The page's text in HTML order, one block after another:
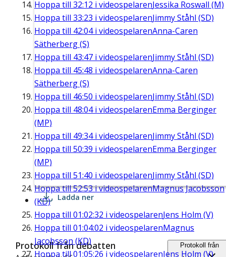
Hoppa till 32:12 i videospelarenJessika Roswall (M)
Hoppa till 33:23 i videospelarenJimmy Ståhl (SD)
Hoppa till 42:04i videospelarenAnna-Caren
Sätherberg (S)
Hoppa till 43:47 i videospelarenJimmy Ståhl (SD)
Hoppa till 45:48 i videospelarenAnna-Caren
Sätherberg (S)
Hoppa till 46:50 i videospelarenJimmy Ståhl (SD)
Hoppa till 48:04i videospelarenEmma Berginger
(MP)
Hoppa till 49:34i videospelarenJimmy Ståhl (SD)
Hoppa till 50:39 i videospelarenEmma Berginger
(MP)
Hoppa till 51:40 i videospelarenJimmy Ståhl (SD)
Hoppa till52:53i videospelarenMagnus Jacobsson
(KD)
Hoppa till 01:02:32 i videospelarenJens Holm (V)
Hoppa till 01:04:02 i videospelarenMagnus
Jacobsson (KD)
Hoppa till01:05:26 i videospelarenJens Holm (V)
Ladda ner
Protokoll från debatten
Protokoll från